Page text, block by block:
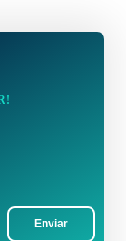
Enviar